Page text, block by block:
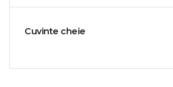
Cuvinte cheie